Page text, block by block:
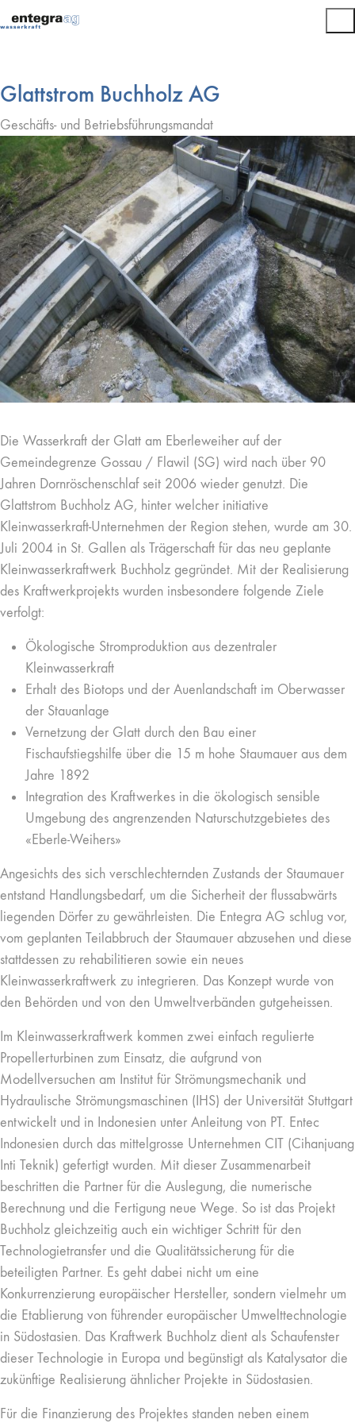
Glattstrom Buchholz AG
Geschäfts- und Betriebsführungsmandat
Die Wasserkraft der Glatt am Eberleweiher auf der
Gemeindegrenze Gossau / Flawil (SG) wird nach über 90
Jahren Dornröschenschlaf seit 2006 wieder genutzt. Die
Glattstrom Buchholz AG, hinter welcher initiative
Kleinwasserkraft-Unternehmen der Region stehen, wurde am 30.
Juli 2004 in St. Gallen als Trägerschaft für das neu geplante
Kleinwasserkraftwerk Buchholz gegründet. Mit der Realisierung
des Kraftwerkprojekts wurden insbesondere folgende Ziele
verfolgt:
Ökologische Stromproduktion aus dezentraler
Kleinwasserkraft
Erhalt des Biotops und der Auenlandschaft im Oberwasser
der Stauanlage
Vernetzung der Glatt durch den Bau einer
Fischaufstiegshilfe über die 15 m hohe Staumauer aus dem
Jahre 1892
Integration des Kraftwerkes in die ökologisch sensible
Umgebung des angrenzenden Naturschutzgebietes des
«Eberle-Weihers»
Angesichts des sich verschlechternden Zustands der Staumauer
entstand Handlungsbedarf, um die Sicherheit der flussabwärts
liegenden Dörfer zu gewährleisten. Die Entegra AG schlug vor,
vom geplanten Teilabbruch der Staumauer abzusehen und diese
stattdessen zu rehabilitieren sowie ein neues
Kleinwasserkraftwerk zu integrieren. Das Konzept wurde von
den Behörden und von den Umweltverbänden gutgeheissen.
Im Kleinwasserkraftwerk kommen zwei einfach regulierte
Propellerturbinen zum Einsatz, die aufgrund von
Modellversuchen am Institut für Strömungsmechanik und
Hydraulische Strömungsmaschinen (IHS) der Universität Stuttgart
entwickelt und in Indonesien unter Anleitung von PT. Entec
Indonesien durch das mittelgrosse Unternehmen CIT (Cihanjuang
Inti Teknik) gefertigt wurden. Mit dieser Zusammenarbeit
beschritten die Partner für die Auslegung, die numerische
Berechnung und die Fertigung neue Wege. So ist das Projekt
Buchholz gleichzeitig auch ein wichtiger Schritt für den
Technologietransfer und die Qualitätssicherung für die
beteiligten Partner. Es geht dabei nicht um eine
Konkurrenzierung europäischer Hersteller, sondern vielmehr um
die Etablierung von führender europäischer Umwelttechnologie
in Südostasien. Das Kraftwerk Buchholz dient als Schaufenster
dieser Technologie in Europa und begünstigt als Katalysator die
zukünftige Realisierung ähnlicher Projekte in Südostasien.
Für die Finanzierung des Projektes standen neben einem